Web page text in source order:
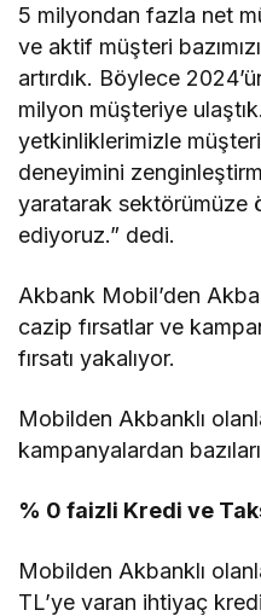
5 milyondan fazla net
ve aktif müşteri
artırdık. Böylece
milyon müşteriye
yetkinliklerimizle
deneyimini
yaratarak sektörümüze
ediyoruz.” dedi.
Akbank Mobil’den
cazip fırsatlar ve
fırsatı yakalıyor.
Mobilden Akbanklı
kampanyalardan
% 0 faizli Kredi ve
Mobilden Akbanklı
TL’ye varan ihtiyaç